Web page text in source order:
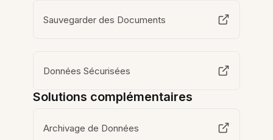
Sauvegarder des Documents
Données Sécurisées
Solutions complémentaires
Archivage de Données